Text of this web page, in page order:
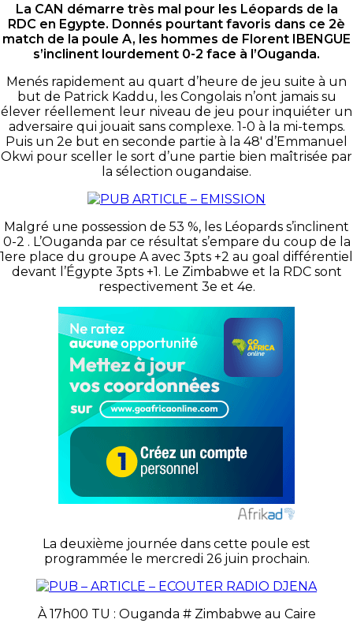
La CAN démarre très mal pour les Léopards de la
RDC en Egypte. Donnés pourtant favoris dans ce 2è
match de la poule A, les hommes de Florent IBENGUE
s’inclinent lourdement 0-2 face à l’Ouganda.
Menés rapidement au quart d’heure de jeu suite à un
but de Patrick Kaddu, les Congolais n’ont jamais su
élever réellement leur niveau de jeu pour inquiéter un
adversaire qui jouait sans complexe. 1-0 à la mi-temps.
Puis un 2e but en seconde partie à la 48′ d’Emmanuel
Okwi pour sceller le sort d’une partie bien maîtrisée par
la sélection ougandaise.
Malgré une possession de 53 %, les Léopards s’inclinent
0-2 . L’Ouganda par ce résultat s’empare du coup de la
1ere place du groupe A avec 3pts +2 au goal différentiel
devant l’Égypte 3pts +1. Le Zimbabwe et la RDC sont
respectivement 3e et 4e.
La deuxième journée dans cette poule est
programmée le mercredi 26 juin prochain.
À 17h00 TU : Ouganda # Zimbabwe au Caire